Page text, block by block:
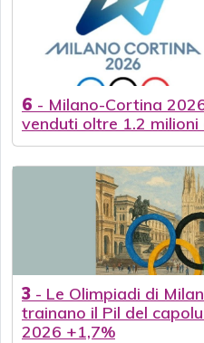
6 - Milano-Cortina
venduti oltre 1.2
3 - Le Olimpiadi di
trainano il Pil del
2026 +1,7%